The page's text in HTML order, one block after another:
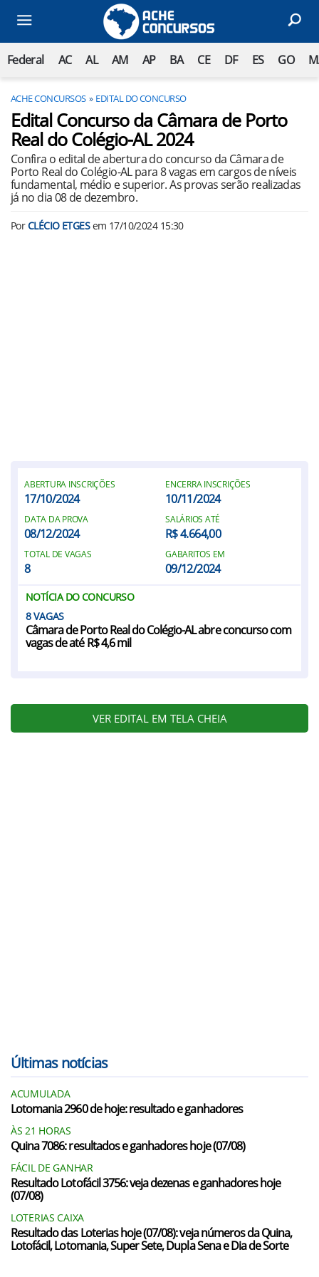
Federal AC AL AM AP BA CE DF ES GO
ACHE CONCURSOS EDITAL DO CONCURSO
Edital Concurso da Câmara de Porto
Real do Colégio-AL 2024
Confira o edital de abertura do concurso da Câmara de
Porto Real do Colégio-AL para 8 vagas em cargos de níveis
fundamental, médio e superior. As provas serão realizadas
já no dia 08 de dezembro.
PorCLÉCIO ETGESem 17/10/2024 15:30
ABERTURA INSCRIÇÕES
17/10/2024
ENCERRA INSCRIÇÕES
10/11/2024
DATA DA PROVA
08/12/2024
SALÁRIOS ATÉ
R$ 4.664,00
TOTAL DE VAGAS
8
GABARITOS EM
09/12/2024
NOTÍCIA DO CONCURSO
8
Câmara de Porto Real do Colégio-AL abre concurso com
vagas de até R$ 4,6 mil
VER EDITAL EM TELA CHEIA
Últimas notícias
ACUMULADA
Lotomania 2960 de hoje: resultado e ganhadores
ÀS 21 HORAS
Quina 7086: resultados e ganhadores hoje (07/08)
FÁCIL DE GANHAR
Resultado Lotofácil 3756: veja dezenas e ganhadores hoje
(07/08)
LOTERIAS CAIXA
Resultado das Loterias hoje (07/08): veja números da Quina,
Lotofácil, Lotomania, Super Sete, Dupla Sena e Dia de Sorte